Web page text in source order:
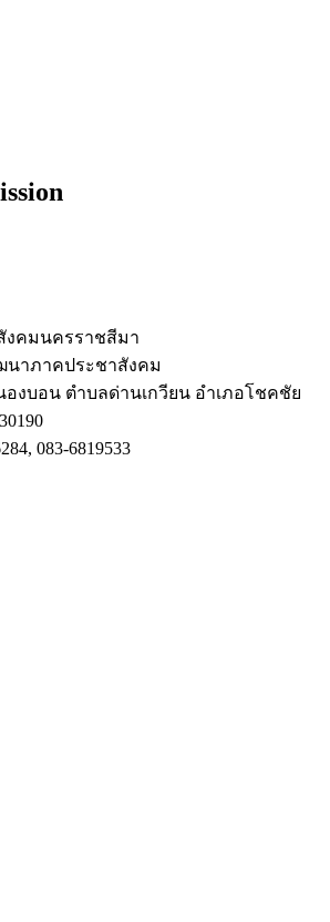
งคมนครราชสีมา
นาภาคประชาสังคม
องบอน ตำบลด่านเกวียน อำเภอโชคชัย
083-6819533